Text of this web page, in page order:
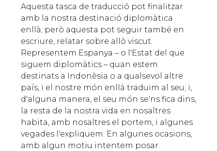
Aquesta tasca de traducció pot finalitzar
amb la nostra destinació diplomàtica
enllà; però aquesta pot seguir també en
escriure, relatar sobre allò viscut.
Representem Espanya – o l'Estat del que
siguem diplomàtics – quan estem
destinats a Indonèsia o a qualsevol altre
país, i el nostre món enllà traduïm al seu; i,
d'alguna manera, el seu món se'ns fica dins,
la resta de la nostra vida en nosaltres
habita, amb nosaltres el portem, i algunes
vegades l'expliquem. En algunes ocasions,
amb algun motiu intentem posar